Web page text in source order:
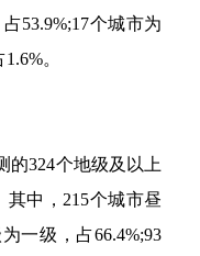
53.9%;17个城市为
。
的324个地级及以上
其中，215个城市昼
一级，占66.4%;93